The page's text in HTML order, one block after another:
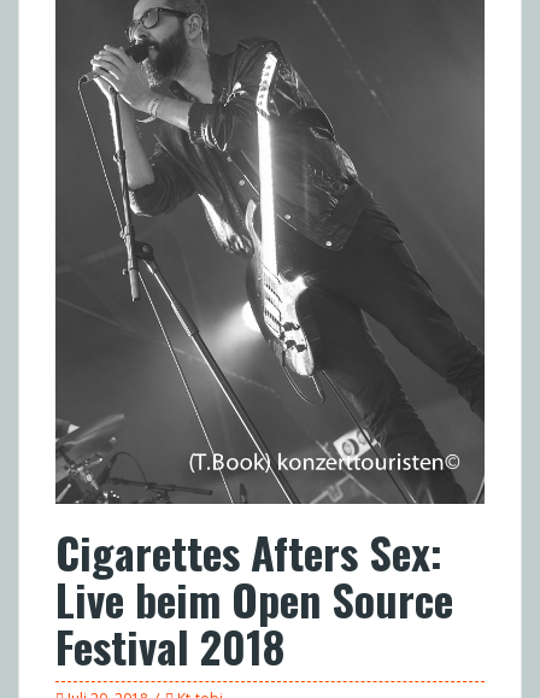
Cigarettes Afters Sex:
Live beim Open Source
Festival 2018